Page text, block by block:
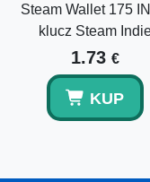
Steam Wallet 175
klucz Steam
1.73 €
KUP